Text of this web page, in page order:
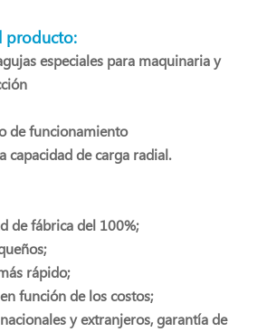
producto:
especiales para maquinaria y
de funcionamiento
capacidad de carga radial.
de fábrica del 100%;
rápido;
función de los costos;
y extranjeros, garantía de